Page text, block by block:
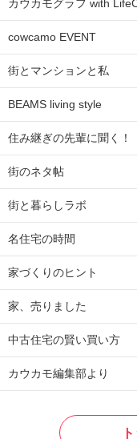
カウカモグラフ with
cowcamo EVENT
街とマンションと私
BEAMS living style
住み継ぎの先輩に聞く！
街のネタ帖
街と暮らしラボ
名住宅の時間
家づくりのヒント
家、売りました
中古住宅の賢い買い方
カウカモ編集部より